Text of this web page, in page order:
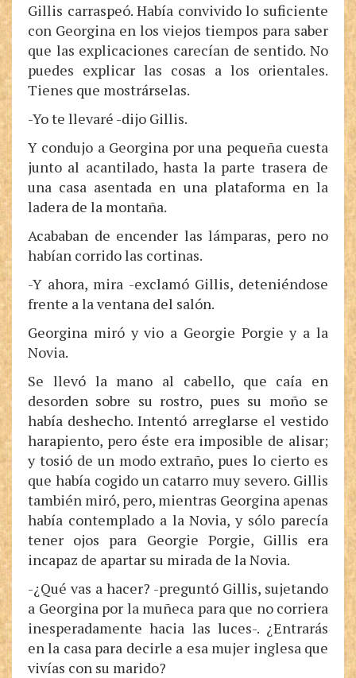
Gillis carraspeó. Había convivido lo suficiente
con Georgina en los viejos tiempos para saber
que las explicaciones carecían de sentido. No
puedes explicar las cosas a los orientales.
Tienes que mostrárselas.
-Yo te llevaré -dijo Gillis.
Y condujo a Georgina por una pequeña cuesta
junto al acantilado, hasta la parte trasera de
una casa asentada en una plataforma en la
ladera de la montaña.
Acababan de encender las lámparas, pero no
habían corrido las cortinas.
-Y ahora, mira -exclamó Gillis, deteniéndose
frente a la ventana del salón.
Georgina miró y vio a Georgie Porgie y a la
Novia.
Se llevó la mano al cabello, que caía en
desorden sobre su rostro, pues su moño se
había deshecho. Intentó arreglarse el vestido
harapiento, pero éste era imposible de alisar;
y tosió de un modo extraño, pues lo cierto es
que había cogido un catarro muy severo. Gillis
también miró, pero, mientras Georgina apenas
había contemplado a la Novia, y sólo parecía
tener ojos para Georgie Porgie, Gillis era
incapaz de apartar su mirada de la Novia.
-¿Qué vas a hacer? -preguntó Gillis, sujetando
a Georgina por la muñeca para que no corriera
inesperadamente hacia las luces-. ¿Entrarás
en la casa para decirle a esa mujer inglesa que
vivías con su marido?